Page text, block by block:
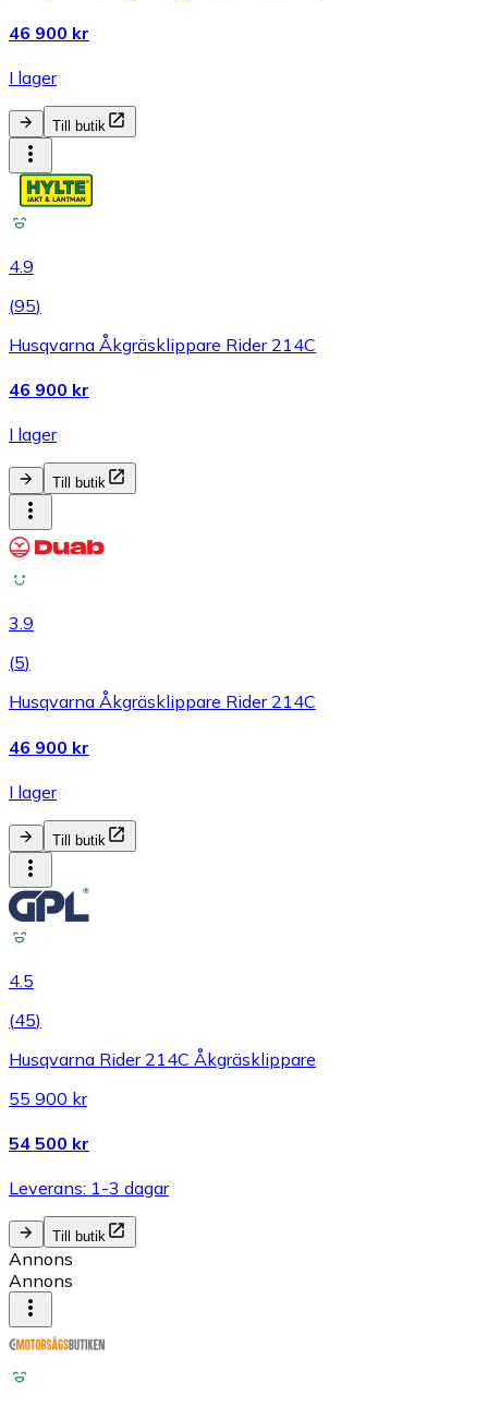
46 900 kr
I lager
Till butik
4.9
(95)
Husqvarna Åkgräsklippare Rider 214C
46 900 kr
I lager
Till butik
3.9
(5)
Husqvarna Åkgräsklippare Rider 214C
46 900 kr
I lager
Till butik
4.5
(45)
Husqvarna Rider 214C Åkgräsklippare
55 900 kr
54 500 kr
Leverans: 1-3 dagar
Till butik
Annons
Annons